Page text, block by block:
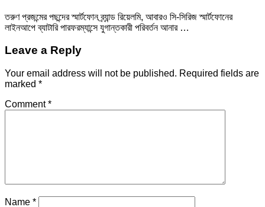
তরুণ প্রজন্মের পছন্দের স্মার্টফোন ব্র্যান্ড রিয়েলমি, আবারও সি-সিরিজ স্মার্টফোনের
লাইনআপে ব্যাটারি পারফরম্যান্সে যুগান্তকারী পরিবর্তন আনার …
Leave a Reply
Your email address will not be published. Required fields are
marked *
Comment*
Name *